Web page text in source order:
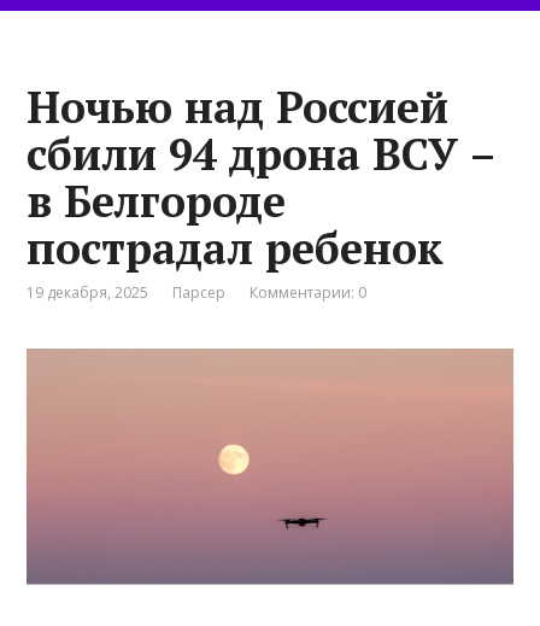
Ночью над Россией
сбили 94 дрона ВСУ –
в Белгороде
пострадал ребенок
19 декабря, 2025 Парсер Комментарии: 0